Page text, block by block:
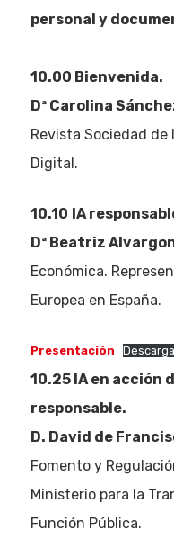
personal y
10.00 Bienvenida.
Dª Carolina
Revista Sociedad
Digital.
10.10 IA
Dª Beatriz
Económica.
Europea en España.
Presentación Descarga
10.25 IA en acción
responsable.
D. David de
Fomento y
Ministerio para la
Función Pública.